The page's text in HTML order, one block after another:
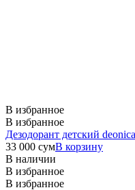
В избранное
В избранное
Дезодорант детский
33 000 сумВ корзину
В наличии
В избранное
В избранное